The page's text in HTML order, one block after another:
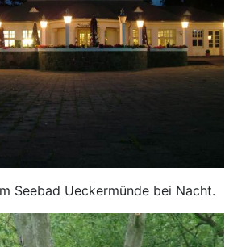
Seebad Ueckermünde bei Nacht.